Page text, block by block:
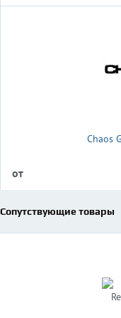
Chaos
от
Сопутствующие товары